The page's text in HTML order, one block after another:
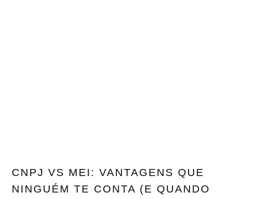
CNPJ VS MEI: VANTAGENS QUE
NINGUÉM TE CONTA (E QUANDO